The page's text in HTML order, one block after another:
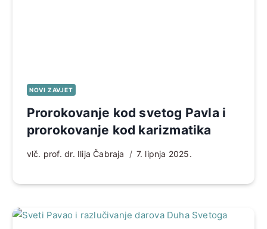
NOVI ZAVJET
Prorokovanje kod svetog Pavla i
prorokovanje kod karizmatika
vlč. prof. dr. Ilija Čabraja 7. lipnja 2025.